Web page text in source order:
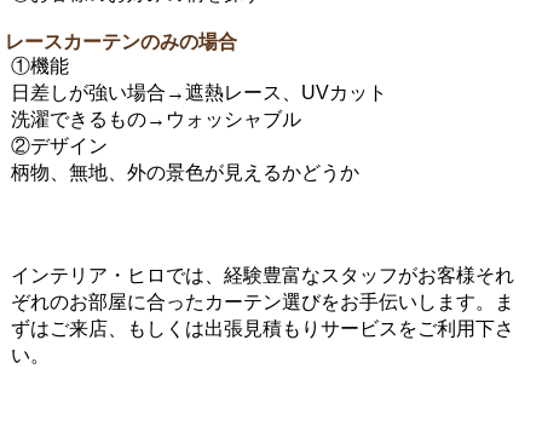
レースカーテンのみの場合
①機能
日差しが強い場合→遮熱レース、UVカット
洗濯できるもの→ウォッシャブル
②デザイン
柄物、無地、外の景色が見えるかどうか
インテリア・ヒロでは、経験豊富なスタッフがお客様それ
ぞれのお部屋に合ったカーテン選びをお手伝いします。ま
ずはご来店、もしくは出張見積もりサービスをご利用下さ
い。